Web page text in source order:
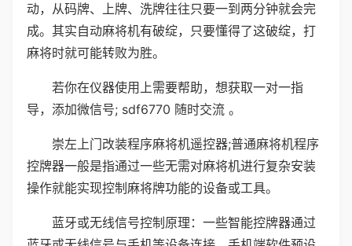
动，从码牌、上牌、洗牌往往只要一到两分钟就会完
成。其实自动麻将机有破绽，只要懂得了这破绽，打
麻将时就可能转败为胜。
若你在仪器使用上需要帮助，想获取一对一指
导，添加微信号; sdf6770 随时交流 。
崇左上门改装程序麻将机遥控器;普通麻将机程序
控牌器一般是指通过一些无需对麻将机进行复杂安装
操作就能实现控制麻将牌功能的设备或工具。
蓝牙或无线信号控制原理：一些智能控牌器通过